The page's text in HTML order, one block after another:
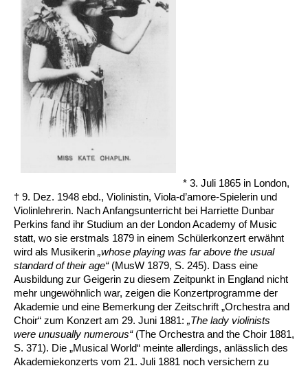
* 3. Juli 1865 in London,
† 9. Dez. 1948 ebd., Violinistin, Viola-d’amore-Spielerin und
Violinlehrerin. Nach Anfangsunterricht bei Harriette Dunbar
Perkins fand ihr Studium an der London Academy of Music
statt, wo sie erstmals 1879 in einem Schülerkonzert erwähnt
wird als Musikerin „whose playing was far above the usual
standard of their age“(MusW 1879, S. 245). Dass eine
Ausbildung zur Geigerin zu diesem Zeitpunkt in England nicht
mehr ungewöhnlich war, zeigen die Konzertprogramme der
Akademie und eine Bemerkung der Zeitschrift „Orchestra and
Choir“ zum Konzert am 29. Juni 1881: „The lady violinists
were unusually numerous“ (The Orchestra and the Choir 1881,
S. 371). Die „Musical World“ meinte allerdings, anlässlich des
Akademiekonzerts vom 21. Juli 1881 noch versichern zu